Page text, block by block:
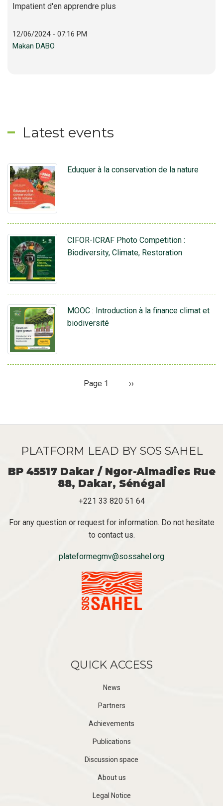
Impatient d'en apprendre plus
12/06/2024 - 07:16 PM
Makan DABO
Latest events
Eduquer à la conservation de la nature
CIFOR-ICRAF Photo Competition :
Biodiversity, Climate, Restoration
MOOC : Introduction à la finance climat et
biodiversité
PaginationPage 1
Next
››
PLATFORM LEAD BY SOS SAHEL
BP 45517 Dakar / Ngor-Almadies Rue
88, Dakar, Sénégal
+221 33 820 51 64
For any question or request for information. Do not hesitate
to contact us.
plateformegmv@sossahel.org
QUICK ACCESS
News
Partners
Achievements
Publications
Discussion space
About us
Legal Notice